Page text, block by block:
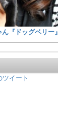
『ドッグベリー』
イート